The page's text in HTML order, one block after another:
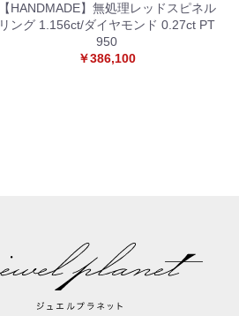
【HANDMADE】無処理レッドスピネル
リング 1.156ct/ダイヤモンド 0.27ct PT
950
￥386,100